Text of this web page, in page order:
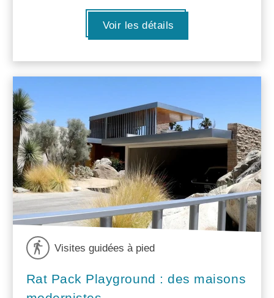
Voir les détails
Visites guidées à pied
Rat Pack Playground : des maisons